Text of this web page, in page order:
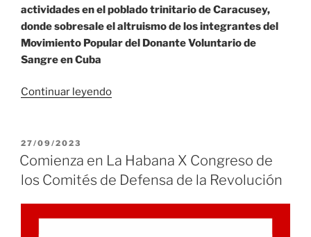
actividades en el poblado trinitario de Caracusey,
donde sobresale el altruismo de los integrantes del
Movimiento Popular del Donante Voluntario de
Sangre en Cuba
Continuar leyendo«Donantes
poblado
trinitario
Caracusey,
PUBLICADO
EL
27/09/2023
Comienza en La Habana X Congreso de
los Comités de Defensa de la Revolución